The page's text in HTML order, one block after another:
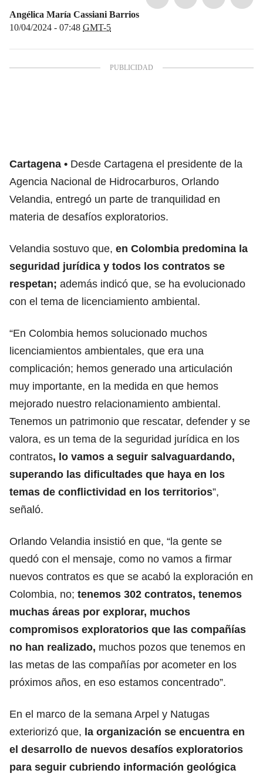
Angélica María Cassiani Barrios
10/04/2024 - 07:48 GMT-5
Cartagena
Desde Cartagena el presidente de la
Agencia Nacional de Hidrocarburos, Orlando
Velandia, entregó un parte de tranquilidad en
materia de desafíos exploratorios.
Velandia sostuvo que, en Colombia predomina la
seguridad jurídica y todos los contratos se
respetan; además indicó que, se ha evolucionado
con el tema de licenciamiento ambiental.
“En Colombia hemos solucionado muchos
licenciamientos ambientales, que era una
complicación; hemos generado una articulación
muy importante, en la medida en que hemos
mejorado nuestro relacionamiento ambiental.
Tenemos un patrimonio que rescatar, defender y se
valora, es un tema de la seguridad jurídica en los
contratos, lo vamos a seguir salvaguardando,
superando las dificultades que haya en los
temas de conflictividad en los territorios”,
señaló.
Orlando Velandia insistió en que, “la gente se
quedó con el mensaje, como no vamos a firmar
nuevos contratos es que se acabó la exploración en
Colombia, no; tenemos 302 contratos, tenemos
muchas áreas por explorar, muchos
compromisos exploratorios que las compañías
no han realizado, muchos pozos que tenemos en
las metas de las compañías por acometer en los
próximos años, en eso estamos concentrado”.
En el marco de la semana Arpel y Natugas
exteriorizó que, la organización se encuentra en
el desarrollo de nuevos desafíos exploratorios
para seguir cubriendo información geológica